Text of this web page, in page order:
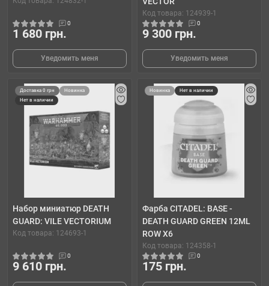
0
1 680 грн.
Уведомить меня
Код товара: 124939-1
0
9 300 грн.
Уведомить меня
Доставка 0 грн
Новинка
Нет в наличии
Набор миниатюр DEATH
GUARD: VILE VECTORIUM
Код товара: 124693-1
0
9 610 грн.
Новинка Нет в наличии
Фарба CITADEL: BASE -
DEATH GUARD GREEN 12ML
ROW X6
Код товара: 124358-1
0
175 грн.